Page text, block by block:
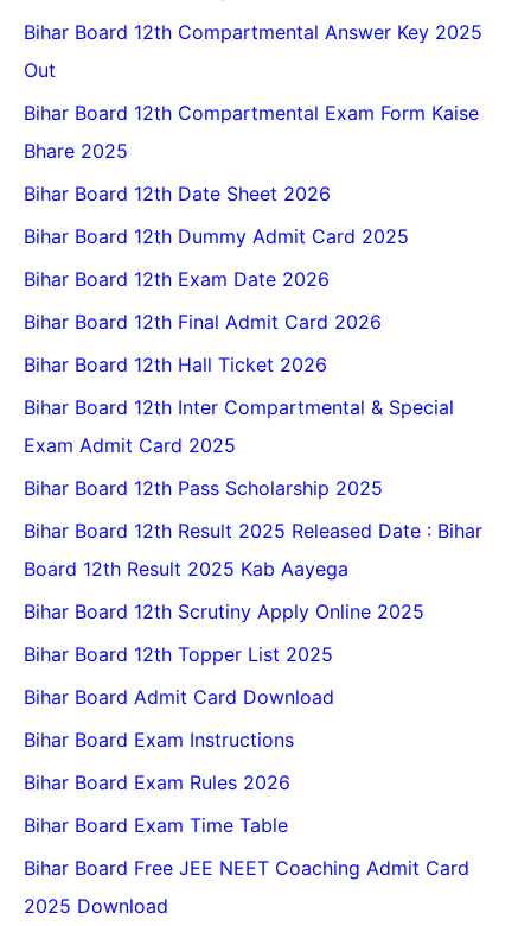
Bihar Board 12th Compartmental Answer Key 2025
Out
Bihar Board 12th Compartmental Exam Form Kaise
Bhare 2025
Bihar Board 12th Date Sheet 2026
Bihar Board 12th Dummy Admit Card 2025
Bihar Board 12th Exam Date 2026
Bihar Board 12th Final Admit Card 2026
Bihar Board 12th Hall Ticket 2026
Bihar Board 12th Inter Compartmental & Special
Exam Admit Card 2025
Bihar Board 12th Pass Scholarship 2025
Bihar Board 12th Result 2025 Released Date : Bihar
Board 12th Result 2025 Kab Aayega
Bihar Board 12th Scrutiny Apply Online 2025
Bihar Board 12th Topper List 2025
Bihar Board Admit Card Download
Bihar Board Exam Instructions
Bihar Board Exam Rules 2026
Bihar Board Exam Time Table
Bihar Board Free JEE NEET Coaching Admit Card
2025 Download